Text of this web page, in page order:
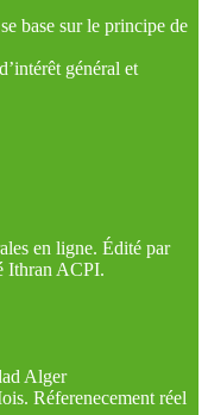
base sur le principe de
général et
en ligne. Édité par
Ithran ACPI.
Alger
Réferenecement réel